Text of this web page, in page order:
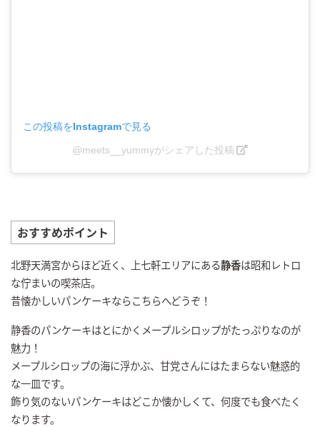
この投稿をInstagramで見る
@meets__yummyがシェアした投稿
おすすめポイント
北野天満宮からほど近く、上七軒エリアにある静香は昭和レトロ
な佇まいの喫茶店。
昔懐かしいパンケーキならこちらへどうぞ！
静香のパンケーキはとにかくメープルシロップがたっぷりなのが
魅力！
メープルシロップの海に浮かぶ、甘党さんにはたまらない魅惑的
な一皿です。
飾り気のないパンケーキはどこか懐かしくて、何度でも食べたく
なります。